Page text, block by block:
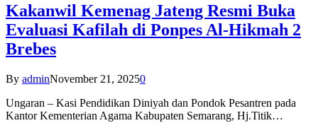
Kakanwil Kemenag Jateng Resmi Buka
Evaluasi Kafilah di Ponpes Al-Hikmah 2
Brebes
By adminNovember 21, 20250
Ungaran – Kasi Pendidikan Diniyah dan Pondok Pesantren pada
Kantor Kementerian Agama Kabupaten Semarang, Hj.Titik…